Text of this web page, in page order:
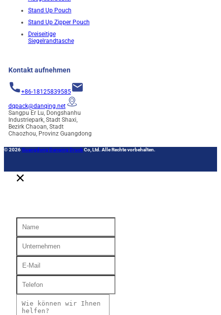
Stand Up Pouch
Stand Up Zipper Pouch
Dreiseitige
Siegelrandtasche
Kontakt aufnehmen
+86-18125839585
dqpack@danqing.net
Sangpu Er Lu, Dongshanhu
Industriepark, Stadt Shaxi,
Bezirk Chaoan, Stadt
Chaozhou, Provinz Guangdong
© 2026Guangdong Danqing DruckCo, Ltd. Alle Rechte vorbehalten.